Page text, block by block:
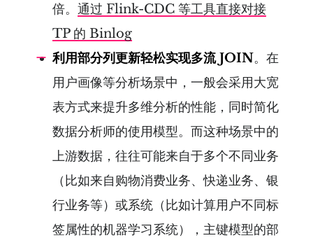
倍。 通过 Flink-CDC 等工具直接对接
TP 的 Binlog
利用部分列更新轻松实现多流 JOIN。在
用户画像等分析场景中，一般会采用大宽
表方式来提升多维分析的性能，同时简化
数据分析师的使用模型。而这种场景中的
上游数据，往往可能来自于多个不同业务
（比如来自购物消费业务、快递业务、银
行业务等）或系统（比如计算用户不同标
签属性的机器学习系统），主键模型的部